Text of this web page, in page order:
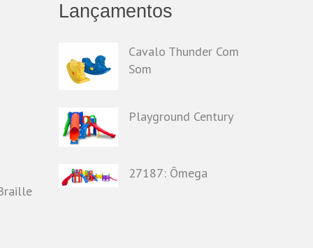
Lançamentos
Cavalo Thunder Com
Som
Playground Century
27187: Ômega